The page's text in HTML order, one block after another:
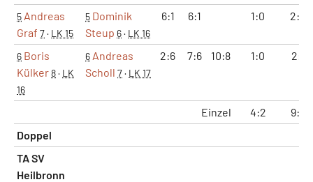
5 Andreas
Graf 7· LK 15
5 Dominik
Steup 6· LK 16
6:1 6:1 1:0 2:0
6 Boris
Külker8· LK
16
6 Andreas
Scholl 7· LK 17
2:6 7:6 10:8 1:0 2:1
Einzel 4:2
9:5
Doppel
TA SV
Heilbronn